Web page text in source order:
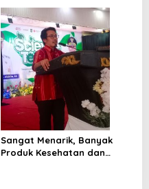
Sangat Menarik, Banyak
Produk Kesehatan dan